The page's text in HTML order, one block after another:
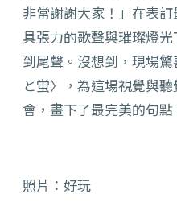
非常謝謝大家！」在表
具張力的歌聲與璀璨燈
到尾聲。沒想到，現場
と蛍〉，為這場視覺與
會，畫下了最完美的句點
照片：好玩